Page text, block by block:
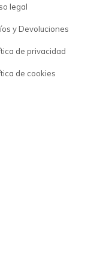
legal
y Devoluciones
de privacidad
de cookies